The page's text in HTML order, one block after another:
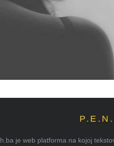
P.E.N.
je web platforma na kojoj